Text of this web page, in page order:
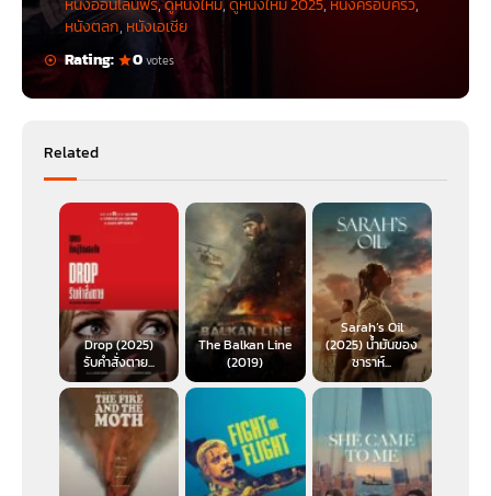
หนังออนไลน์ฟรี,ดูหนังใหม่,ดูหนังใหม่ 2025, หนังครอบครัว,
หนังตลก, หนังเอเชีย
Rating:
0votes
Related
Drop (2025)
รับคำสั่งตาย...
The Balkan Line
(2019)
Sarah’s Oil
(2025) น้ำมันของ
ซาราห์...